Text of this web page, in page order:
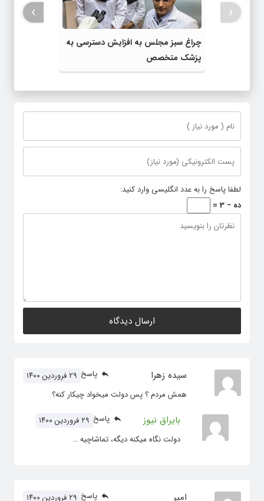
چراغ سبز مجلس به افزایش دسترسی به
پزشک متخصص
‹
›
لطفا پاسخ را به عدد انگلیسی وارد کنید:
ده − 3 =
سیده زهرا ۲۹ فروردین ۱۴۰۰ پاسخ
همش مردم ؟ پس دولت میخواد چیکار کنه؟
بایراق نیوز ۲۹ فروردین ۱۴۰۰ پاسخ
دولت نگاه میکنه دیگه، تماشاچیه …
امیر ۲۹ فروردین ۱۴۰۰ پاسخ